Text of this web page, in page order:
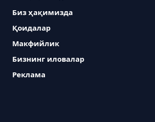
Биз ҳақимизда
Қоидалар
Макфийлик
Бизнинг иловалар
Реклама